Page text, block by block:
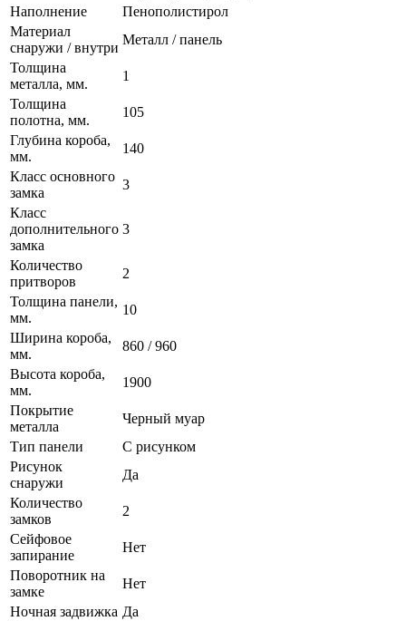
Наполнение
Пенополистирол
Материал
снаружи / внутри
Металл / панель
Толщина
металла, мм.
1
Толщина
полотна, мм.
105
Глубина короба,
мм.
140
Класс основного
замка
3
Класс
дополнительного
замка
3
Количество
притворов
2
Толщина панели,
мм.
10
Ширина короба,
мм.
860 / 960
Высота короба,
мм.
1900
Покрытие
металла
Черный муар
Тип панели
С рисунком
Рисунок
снаружи
Да
Количество
замков
2
Сейфовое
запирание
Нет
Поворотник на
замке
Нет
Ночная задвижка Да